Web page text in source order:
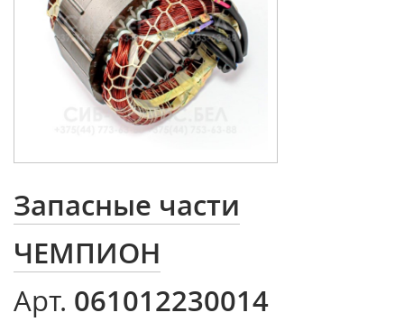
Запасные части
ЧЕМПИОН
Арт. 061012230014